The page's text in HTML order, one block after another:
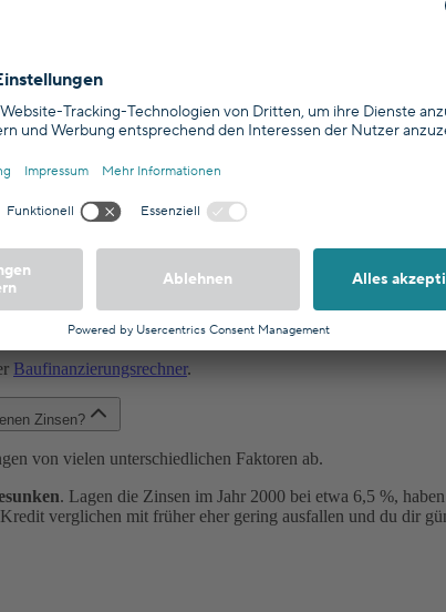
über unterschiedliche Baufinanzierungen und die
immer auf dich, deine finanzielle Situation
von Hypofriend beraten. Unsere Experten stehen dir
der Baufinanzierung in Düsseldorf?
in der Regel auf maximal 12,07 % und setzen sich aus
des Kaufpreises, dieGrunderwerbssteuerbeträgt 6,5 %.
entfällt. Kaufst du deine Wunschimmobilie also
Maklerkosten üblicherweise vom Käufer bezahlt.
unterscheidet, klickehier.
Baufinanzierungsrechner.
Zinsen?
von vielen unterschiedlichen Faktoren ab.
. Lagen die Zinsen im Jahr 2000 bei etwa 6,5 %,
verglichen mit früher eher gering ausfallen und du dir